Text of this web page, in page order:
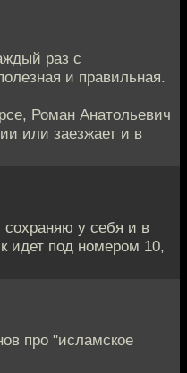
раз с
и правильная.
Роман Анатольевич
или заезжает и в
у себя и в
идет под номером 10,
про "исламское